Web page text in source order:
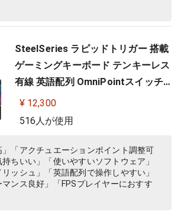
SteelSeries ラピッドトリガー 搭載
ゲーミングキーボード テンキーレス
有線 英語配列 OmniPointスイッチ
有機ELディスプレイ搭載 Apex Pro
TKL US 64734 ブラック
¥ 12,300
516人が使用
」「アクチュエーションポイント調整可
ちいい」「使いやすいソフトウェア」
リッシュ」「英語配列で操作しやすい」
マンス良好」「FPSプレイヤーにおすす